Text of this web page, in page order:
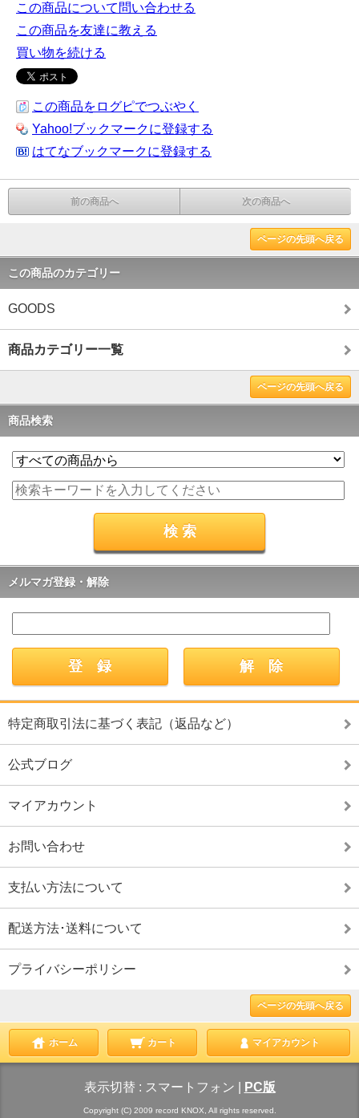
この商品について問い合わせる
この商品を友達に教える
買い物を続ける
この商品をログピでつぶやく
Yahoo!ブックマークに登録する
はてなブックマークに登録する
前の商品へ 次の商品へ
ページの先頭へ戻る
この商品のカテゴリー
GOODS
商品カテゴリー一覧
ページの先頭へ戻る
商品検索
メルマガ登録・解除
特定商取引法に基づく表記（返品など）
公式ブログ
マイアカウント
お問い合わせ
支払い方法について
配送方法･送料について
プライバシーポリシー
ページの先頭へ戻る
ホーム カート マイアカウント
表示切替 : スマートフォン PC版
Copyright (C) 2009 record KNOX, All rights reserved.